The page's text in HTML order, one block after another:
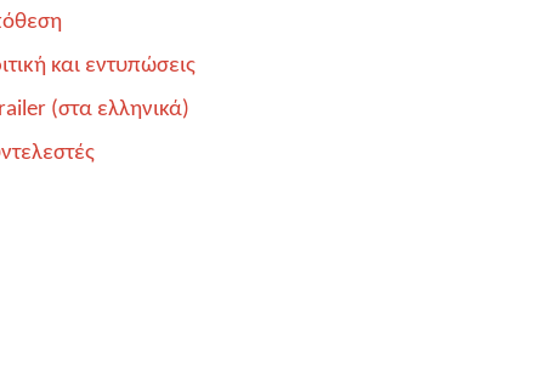
και εντυπώσεις
(στα ελληνικά)